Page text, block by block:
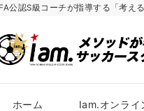
公認S級コーチが指導する「考え
ホーム Iam.オンライ